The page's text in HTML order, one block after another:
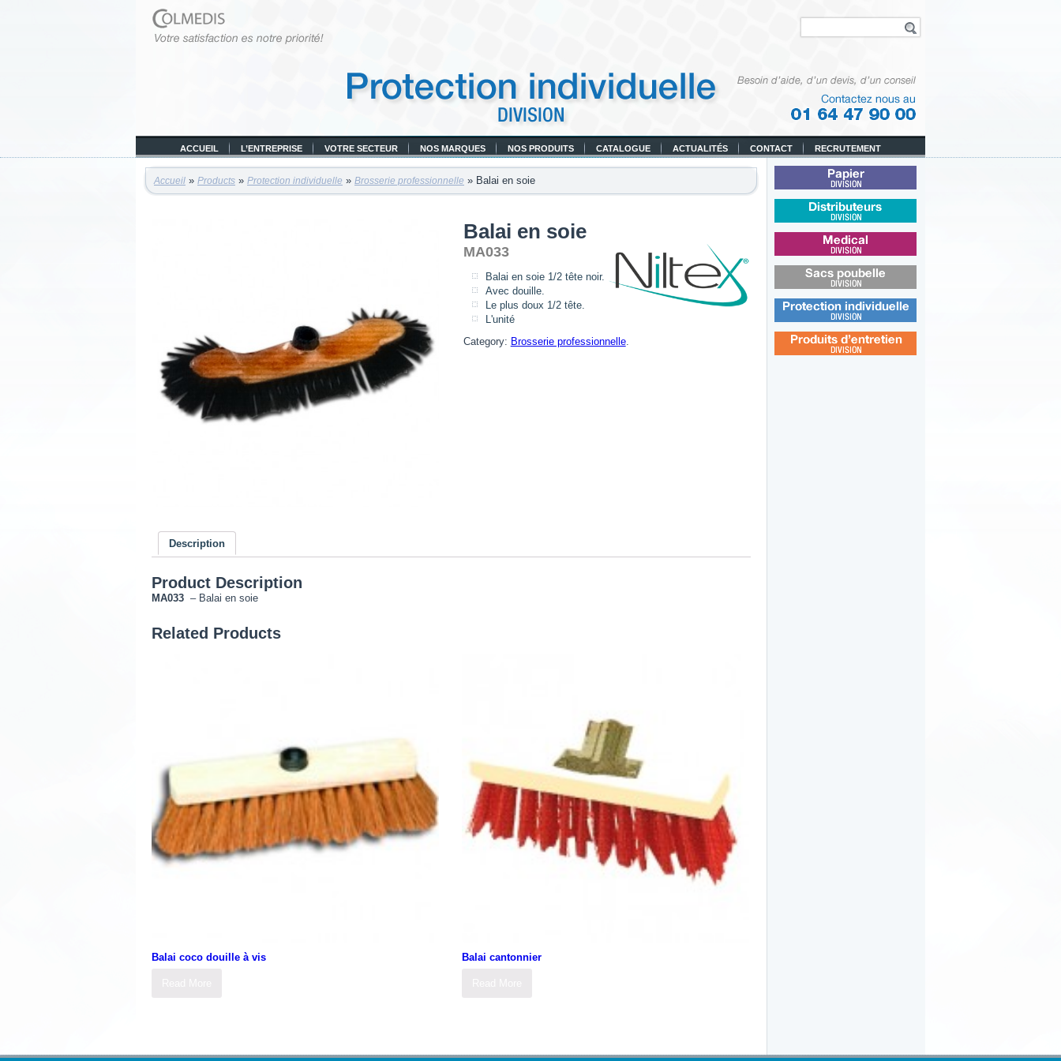
ACCUEIL L’ENTREPRISE VOTRE SECTEUR NOS MARQUES NOS PRODUITS CATALOGUE ACTUALITÉS CONTACT RECRUTEMENT
Accueil » Products » Protection individuelle » Brosserie professionnelle » Balai en soie
Balai en soie
MA033
Balai en soie 1/2 tête noir.
Avec douille.
Le plus doux 1/2 tête.
L'unité
Category: Brosserie professionnelle.
Description
Product Description
MA033 – Balai en soie
Related Products
Balai coco douille à vis Balai cantonnier